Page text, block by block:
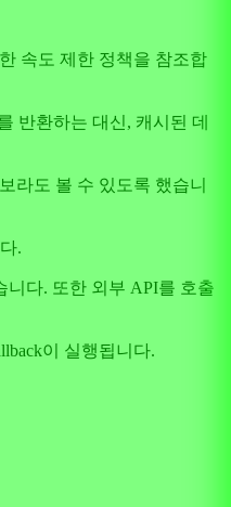
속도 제한 정책을 참조합
반환하는 대신, 캐시된 데
라도 볼 수 있도록 했습니
.
니다. 또한 외부 API를 호출
이 실행됩니다.